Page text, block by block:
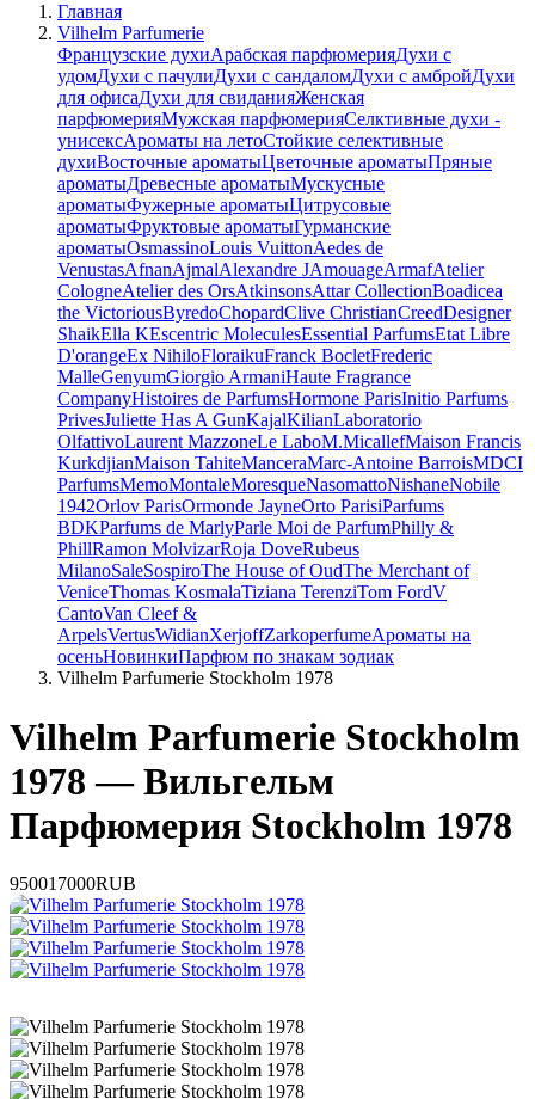
Главная
Vilhelm Parfumerie
Французские духиАрабская парфюмерияДухи с
удомДухи с пачулиДухи с сандаломДухи с амбройДухи
для офисаДухи для свиданияЖенская
парфюмерияМужская парфюмерияСелктивные духи -
унисексАроматы на летоСтойкие селективные
духиВосточные ароматыЦветочные ароматыПряные
ароматыДревесные ароматыМускусные
ароматыФужерные ароматыЦитрусовые
ароматыФруктовые ароматыГурманские
ароматыOsmassinoLouis VuittonAedes de
VenustasAfnanAjmalAlexandre JAmouageArmafAtelier
CologneAtelier des OrsAtkinsonsAttar CollectionBoadicea
the VictoriousByredoChopardClive ChristianCreedDesigner
ShaikElla KEscentric MoleculesEssential ParfumsEtat Libre
D'orangeEx NihiloFloraikuFranck BocletFrederic
MalleGenyumGiorgio ArmaniHaute Fragrance
CompanyHistoires de ParfumsHormone ParisInitio Parfums
PrivesJuliette Has A GunKajalKilianLaboratorio
OlfattivoLaurent MazzoneLe LaboM.MicallefMaison Francis
KurkdjianMaison TahiteManceraMarc-Antoine BarroisMDCI
ParfumsMemoMontaleMoresqueNasomattoNishaneNobile
1942Orlov ParisOrmonde JayneOrto ParisiParfums
BDKParfums de MarlyParle Moi de ParfumPhilly &
PhillRamon MolvizarRoja DoveRubeus
MilanoSaleSospiroThe House of OudThe Merchant of
VeniceThomas KosmalaTiziana TerenziTom FordV
CantoVan Cleef &
ArpelsVertusWidianXerjoffZarkoperfumeАроматы на
осеньНовинкиПарфюм по знакам зодиак
Vilhelm Parfumerie Stockholm 1978
Vilhelm Parfumerie Stockholm
1978 — Вильгельм
Парфюмерия Stockholm 1978
950017000RUB